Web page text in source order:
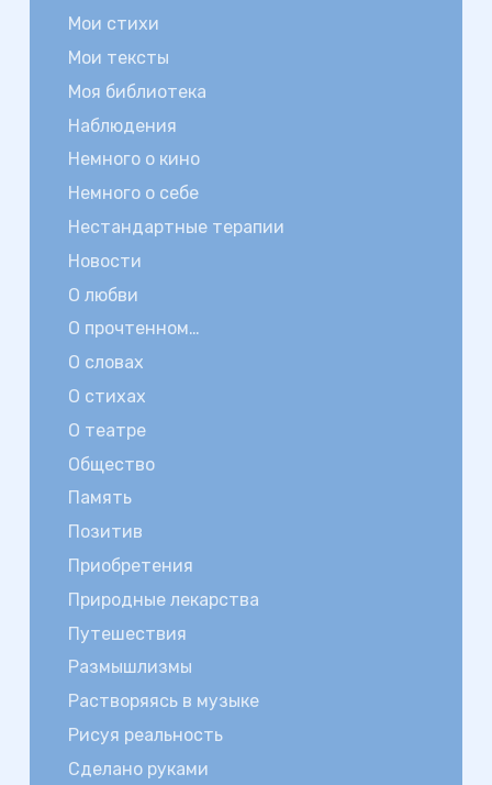
Мои стихи
Мои тексты
Моя библиотека
Наблюдения
Немного о кино
Немного о себе
Нестандартные терапии
Новости
О любви
О прочтенном…
О словах
О стихах
О театре
Общество
Память
Позитив
Приобретения
Природные лекарства
Путешествия
Размышлизмы
Растворяясь в музыке
Рисуя реальность
Сделано руками